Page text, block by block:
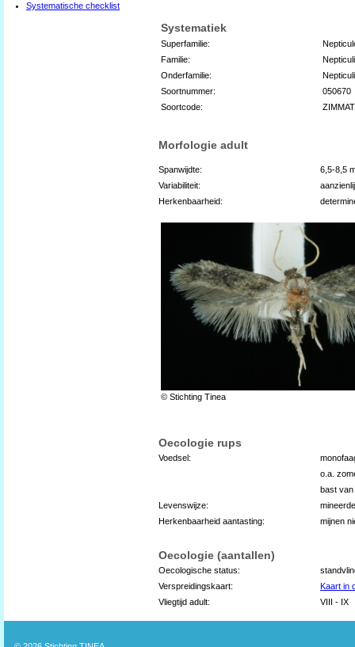
Systematische checklist
Systematiek
Superfamilie:
Familie:
Onderfamilie:
Soortnummer:
050670
Soortcode:
Morfologie adult
Spanwijdte:
6,5-8,5
Variabiliteit:
Herkenbaarheid:
© Stichting Tinea
Oecologie rups
Voedsel:
o.a.
bast van
Levenswijze:
Herkenbaarheid aantasting:
mijnen
Oecologie (aantallen)
Oecologische status:
Verspreidingskaart:
Kaart in
Vliegtijd adult:
VIII - IX